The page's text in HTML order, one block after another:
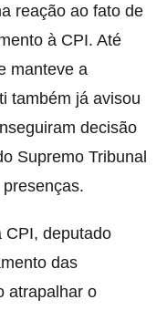
reação ao fato de
à CPI. Até
manteve a
também já avisou
decisão
Supremo Tribunal
CPI, deputado
das
atrapalhar o